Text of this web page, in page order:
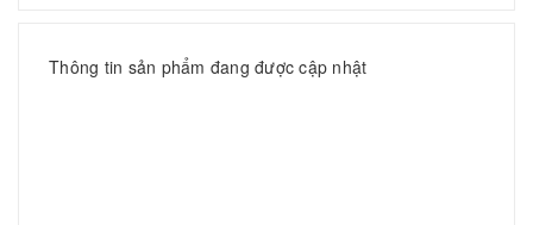
Thông tin sản phẩm đang được cập nhật